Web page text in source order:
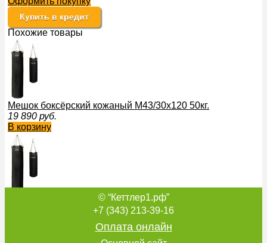
Купить в кредит
Похожие товары
Мешок боксёрский кожаный М43/30х120 50кг.
19 890 руб.
В корзину
Мешок боксёрский кожаный М43/25х70 25кг.
© “Кеттлер1.рф”
+7 (343) 213-39-16
Оплата онлайн